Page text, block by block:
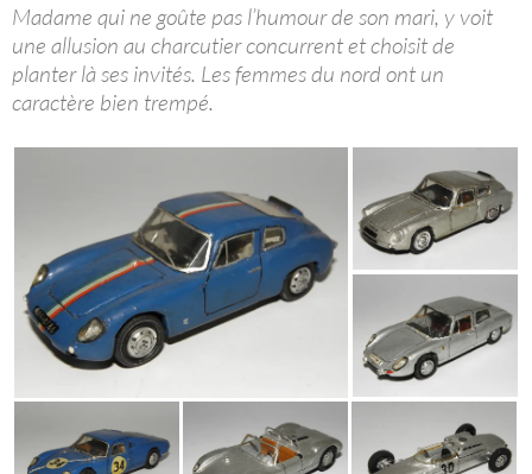
Madame qui ne goûte pas l’humour de son mari, y voit
une allusion au charcutier concurrent et choisit de
planter là ses invités. Les femmes du nord ont un
caractère bien trempé.